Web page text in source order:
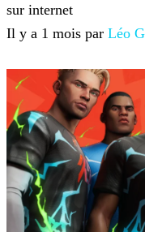
sur internet
Il y a 1 mois par Léo